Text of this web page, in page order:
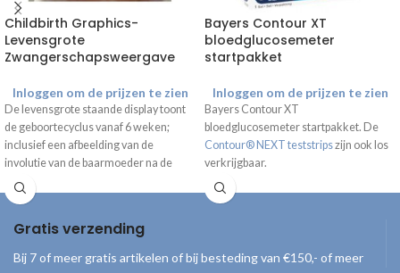
Childbirth Graphics-
Levensgrote
Zwangerschapsweergave
Inloggen om de prijzen te zien
De levensgrote staande display toont
de geboortecyclus vanaf 6 weken;
inclusief een afbeelding van de
involutie van de baarmoeder na de
bevalling. De afbeeldingen laten de
groei van de foetus zien gedurende de
informatie en tips. *Alleen beschikbaar
met Engelse tekst
Bayers Contour XT
bloedglucosemeter
startpakket
Inloggen om de prijzen te zien
Bayers Contour XT
bloedglucosemeter startpakket. De
Contour® NEXT teststripszijn ook los
verkrijgbaar.
Gratis verzending
Bij 7 of meer gratis artikelen of bij besteding van €150,- of meer